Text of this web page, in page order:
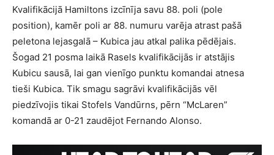
Kvalifikācijā Hamiltons izcīnīja savu 88. poli (pole
position), kamēr poli ar 88. numuru varēja atrast pašā
peletona lejasgalā – Kubica jau atkal palika pēdējais.
Šogad 21 posma laikā Rasels kvalifikācijās ir atstājis
Kubicu sausā, lai gan vienīgo punktu komandai atnesa
tieši Kubica. Tik smagu sagrāvi kvalifikācijās vēl
piedzīvojis tikai Stofels Vandūrns, pērn “McLaren”
komandā ar 0-21 zaudējot Fernando Alonso.